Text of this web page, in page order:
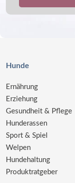
Hunde
Ernährung
Erziehung
Gesundheit & Pflege
Hunderassen
Sport & Spiel
Welpen
Hundehaltung
Produktratgeber